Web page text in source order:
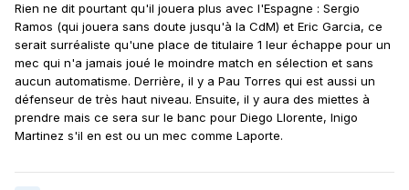
Rien ne dit pourtant qu'il jouera plus avec l'Espagne : Sergio
Ramos (qui jouera sans doute jusqu'à la CdM) et Eric Garcia, ce
serait surréaliste qu'une place de titulaire 1 leur échappe pour un
mec qui n'a jamais joué le moindre match en sélection et sans
aucun automatisme. Derrière, il y a Pau Torres qui est aussi un
défenseur de très haut niveau. Ensuite, il y aura des miettes à
prendre mais ce sera sur le banc pour Diego Llorente, Inigo
Martinez s'il en est ou un mec comme Laporte.